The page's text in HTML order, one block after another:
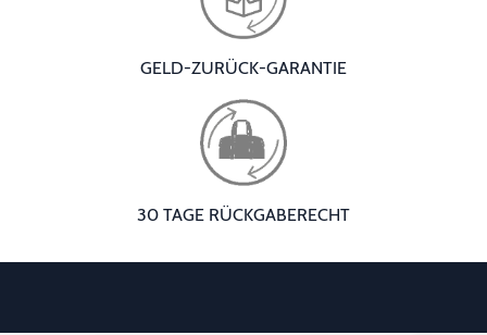
GELD-ZURÜCK-GARANTIE
30 TAGE RÜCKGABERECHT